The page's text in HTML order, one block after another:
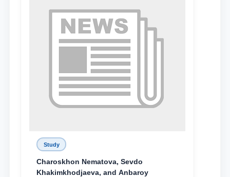
Study
Charoskhon Nematova, Sevdo
Khakimkhodjaeva, and Anbaroy